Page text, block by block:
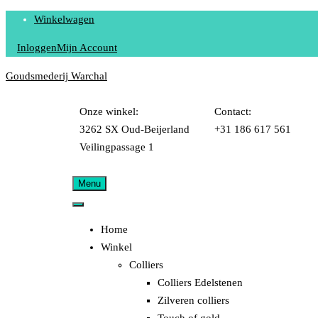
Winkelwagen
InloggenMijn Account
Goudsmederij Warchal
Onze winkel:
3262 SX Oud-Beijerland
Veilingpassage 1
Contact:
+31 186 617 561
Menu
Home
Winkel
Colliers
Colliers Edelstenen
Zilveren colliers